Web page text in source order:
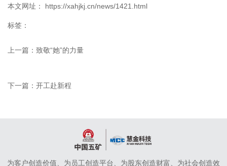
本文网址： https://xahjkj.cn/news/1421.html
标签：
上一篇： 致敬“她”的力量
下一篇： 开工赴新程
为客户创造价值、为员工创造平台、为股东创造财富、为社会创造效